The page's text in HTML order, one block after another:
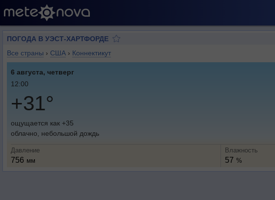
ПОГОДА В УЭСТ-ХАРТФОРДЕ
Все страны › США › Коннектикут
6 августа, четверг
12:00
+31°
ощущается как +35
облачно, небольшой дождь
Давление
756 мм
Влажность
57 %